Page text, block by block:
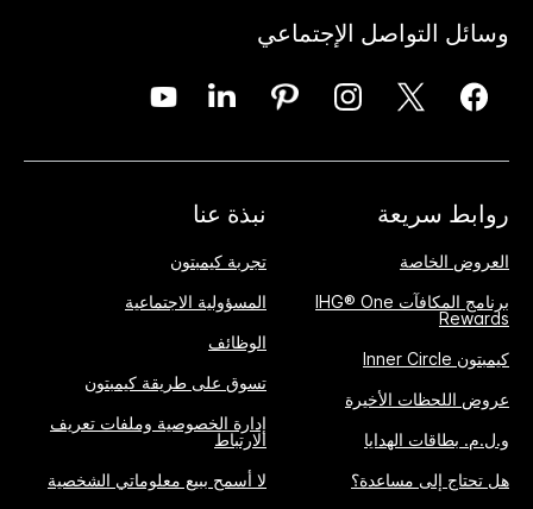
وسائل التواصل الإجتماعي
روابط سريعة
العروض الخاصة
برنامج المكافآت IHG® One
Rewards
كيمبتون Inner Circle
عروض اللحظات الأخيرة
و.ل.م. بطاقات الهدايا
هل تحتاج إلى مساعدة؟
نبذة عنا
تجربة كيمبتون
المسؤولية الاجتماعية
الوظائف
تسوق على طريقة كيمبتون
إدارة الخصوصية وملفات تعريف
الارتباط
لا أسمح ببيع معلوماتي الشخصية